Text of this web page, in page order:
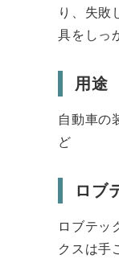
り、失敗
具をしっ
用途
自動車の
ど
ロブ
ロブテッ
クスは手